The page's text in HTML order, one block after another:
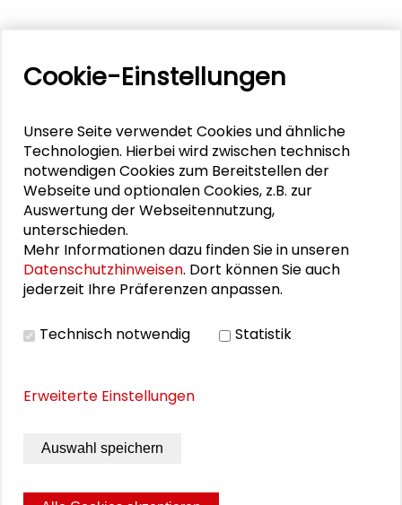
"Versäumte Bilder": Lebenszeichen aus
Darmstadt und Frankfurt
Ein energiegeladener Start in Darmstadt
"Versäumte Bilder" in Berlin und Bonn
Transformationssoziologie: Zwischen Analyse und
Cookie-Einstellungen
Unsere Seite verwendet Cookies und ähnliche
Technologien. Hierbei wird zwischen technisch
notwendigen Cookies zum Bereitstellen der
Webseite und optionalen Cookies, z.B. zur
Auswertung der Webseitennutzung,
unterschieden.
Mehr Informationen dazu finden Sie in unseren
Datenschutzhinweisen. Dort können Sie auch
jederzeit Ihre Präferenzen anpassen.
Technisch notwendig Statistik
Erweiterte Einstellungen
Auswahl speichern